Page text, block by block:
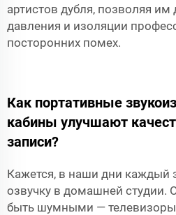
артистов дубля, позволяя
давления и изоляции
посторонних помех.
Как портативные
кабины улучшают
записи?
Кажется, в наши дни каждый
озвучку в домашней студии.
быть шумными —